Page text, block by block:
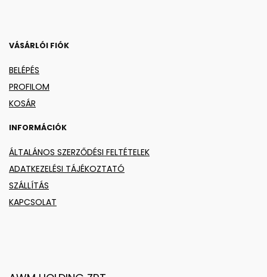
VÁSÁRLÓI FIÓK
BELÉPÉS
PROFILOM
KOSÁR
INFORMÁCIÓK
ÁLTALÁNOS SZERZŐDÉSI FELTÉTELEK
ADATKEZELÉSI TÁJÉKOZTATÓ
SZÁLLÍTÁS
KAPCSOLAT